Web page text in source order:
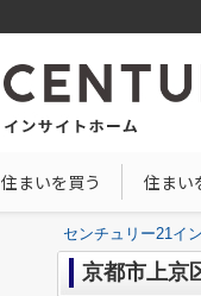
住まいを買う 住まい
センチュリー21イ
京都市上京